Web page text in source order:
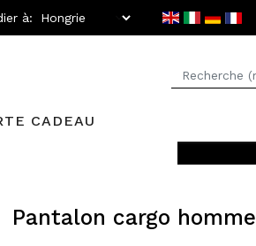
à:
CADEAU
Pantalon cargo homme